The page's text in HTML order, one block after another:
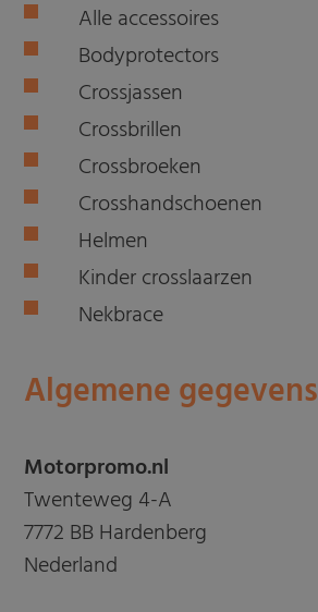
Alle accessoires
Bodyprotectors
Crossjassen
Crossbrillen
Crossbroeken
Crosshandschoenen
Helmen
Kinder crosslaarzen
Nekbrace
Algemene gegevens
Motorpromo.nl
Twenteweg 4-A
7772 BB Hardenberg
Nederland